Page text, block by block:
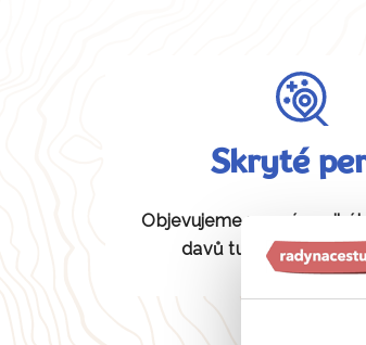
Skryté
Objevujeme pro vás
davů turistů, která jiní